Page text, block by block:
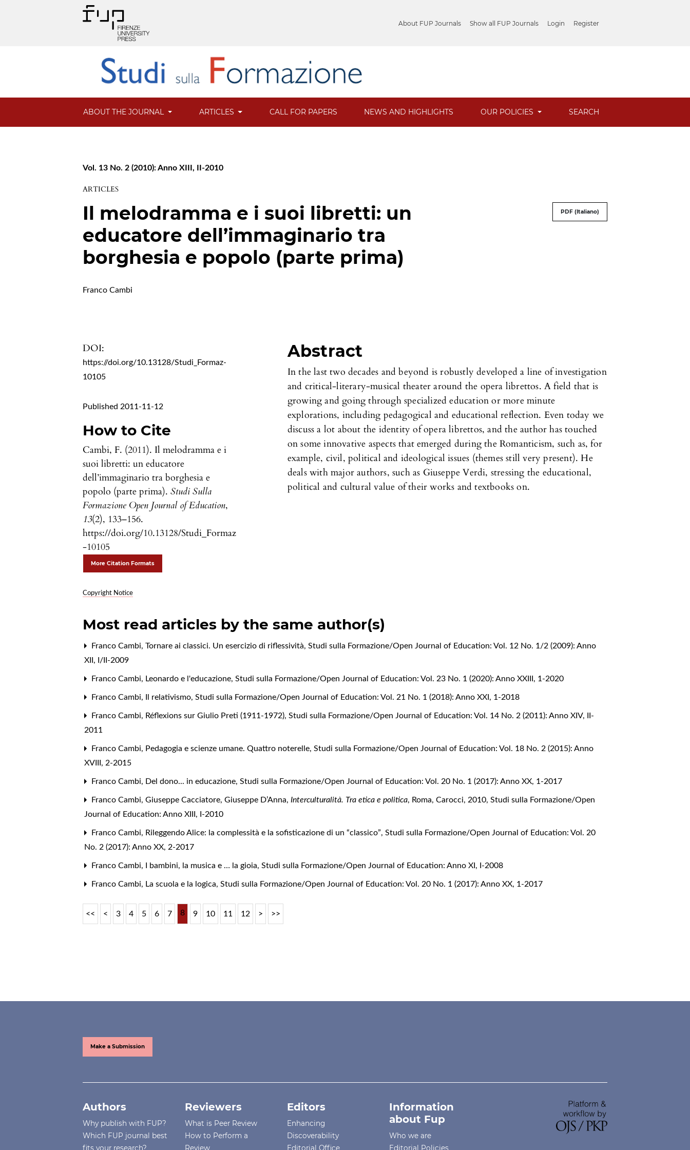
About FUP Journals Show all FUP Journals Login Register
ABOUT THE JOURNAL ARTICLES CALL FOR PAPERS NEWS AND HIGHLIGHTS OUR POLICIES SEARCH
Vol. 13 No. 2 (2010): Anno XIII, II-2010
ARTICLES
Il melodramma e i suoi libretti: un
educatore dell’immaginario tra
borghesia e popolo (parte prima)
PDF (Italiano)
Franco Cambi
DOI:
https://doi.org/10.13128/Studi_Formaz-
10105
Published 2011-11-12
How to Cite
Cambi, F. (2011). Il melodramma e i
suoi libretti: un educatore
dell’immaginario tra borghesia e
popolo (parte prima).Studi Sulla
Formazione Open Journal of Education,
13(2), 133–156.
https://doi.org/10.13128/Studi_Formaz
-10105
More Citation Formats
Copyright Notice
Abstract
In the last two decades and beyond is robustly developed a line of investigation
and critical-literary-musical theater around the opera librettos. A field that is
growing and going through specialized education or more minute
explorations, including pedagogical and educational reflection. Even today we
discuss a lot about the identity of opera librettos, and the author has touched
on some innovative aspects that emerged during the Romanticism, such as, for
example, civil, political and ideological issues (themes still very present). He
deals with major authors, such as Giuseppe Verdi, stressing the educational,
political and cultural value of their works and textbooks on.
Most read articles by the same author(s)
Franco Cambi,Tornare ai classici. Un esercizio di riflessività,Studi sulla Formazione/Open Journal of Education: Vol. 12 No. 1/2 (2009): Anno
XII, I/II-2009
Franco Cambi, Leonardo e l'educazione,Studi sulla Formazione/Open Journal of Education: Vol. 23 No. 1 (2020): Anno XXIII, 1-2020
Franco Cambi, Il relativismo,Studi sulla Formazione/Open Journal of Education: Vol. 21 No. 1 (2018): Anno XXI, 1-2018
Franco Cambi, Réflexions sur Giulio Preti (1911-1972),Studi sulla Formazione/Open Journal of Education: Vol. 14 No. 2 (2011): Anno XIV, II-
2011
Franco Cambi, Pedagogia e scienze umane. Quattro noterelle,Studi sulla Formazione/Open Journal of Education: Vol. 18 No. 2 (2015): Anno
XVIII, 2-2015
Franco Cambi, Del dono... in educazione,Studi sulla Formazione/Open Journal of Education: Vol. 20 No. 1 (2017): Anno XX, 1-2017
Franco Cambi,Giuseppe Cacciatore, Giuseppe D’Anna,Interculturalità. Tra etica e politica, Roma, Carocci, 2010,Studi sulla Formazione/Open
Journal of Education: Anno XIII, I-2010
Franco Cambi, Rileggendo Alice: la complessità e la sofisticazione di un “classico”,Studi sulla Formazione/Open Journal of Education: Vol. 20
No. 2 (2017): Anno XX, 2-2017
Franco Cambi, I bambini, la musica e … la gioia,Studi sulla Formazione/Open Journal of Education: Anno XI, I-2008
Franco Cambi, La scuola e la logica,Studi sulla Formazione/Open Journal of Education: Vol. 20 No. 1 (2017): Anno XX, 1-2017
<< < 3 4 5 6 7 8 9 10 11 12 > >>
Make a Submission
Authors
Why publish with FUP?
Which FUP journal best
fits your research?
Reviewers
What is Peer Review
How to Perform a
Review
Editors
Enhancing
Discoverability
Editorial Office
Information
about Fup
Who we are
Editorial Policies